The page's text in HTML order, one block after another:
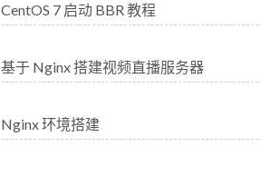
CentOS 7 启动 BBR 教程
基于 Nginx 搭建视频直播服务器
Nginx 环境搭建